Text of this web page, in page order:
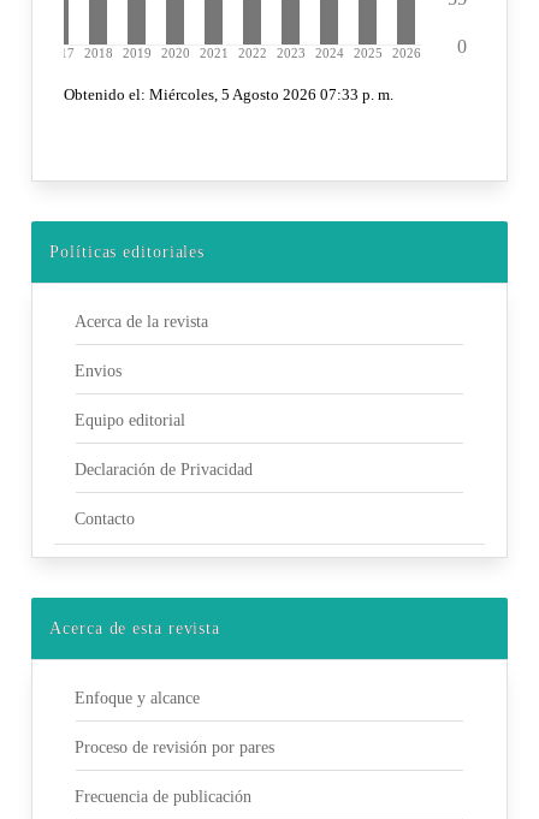
Políticas editoriales
Acerca de la revista
Envios
Equipo editorial
Declaración de Privacidad
Contacto
Acerca de esta revista
Enfoque y alcance
Proceso de revisión por pares
Frecuencia de publicación